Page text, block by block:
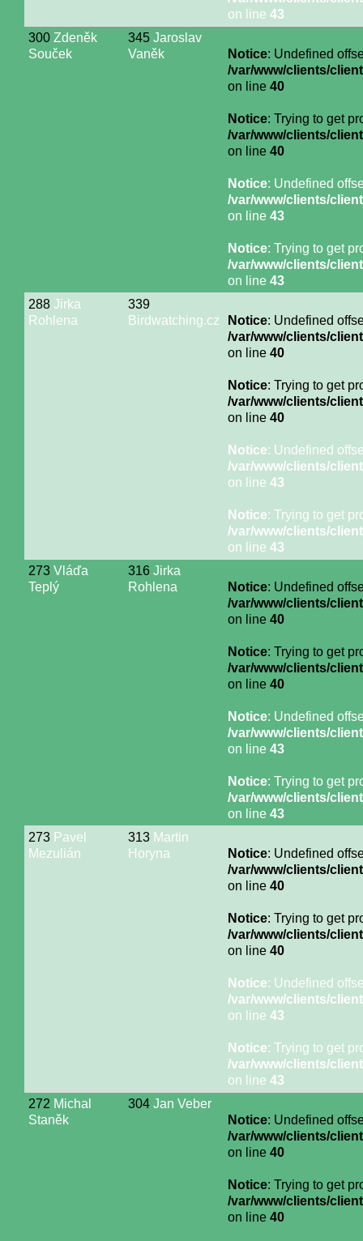
on line 43
300 Zdeněk
Souček
345 Jaroslav
Vaněk
Notice: Undefined
/var/www/clients/
on line 40
Notice: Trying to get
/var/www/clients/
on line 40
Notice: Undefined
/var/www/clients/
on line 43
Notice: Trying to get
/var/www/clients/
on line 43
288 Jirka
Rohlena
339
Birdwatching.cz
Notice: Undefined
/var/www/clients/
on line 40
Notice: Trying to get
/var/www/clients/
on line 40
Notice: Undefined
/var/www/clients/
on line 43
Notice: Trying to get
/var/www/clients/
on line 43
273 Vláďa
Teplý
316 Jirka
Rohlena
Notice: Undefined
/var/www/clients/
on line 40
Notice: Trying to get
/var/www/clients/
on line 40
Notice: Undefined
/var/www/clients/
on line 43
Notice: Trying to get
/var/www/clients/
on line 43
273 Pavel
Mezulián
313 Martin
Horyna
Notice: Undefined
/var/www/clients/
on line 40
Notice: Trying to get
/var/www/clients/
on line 40
Notice: Undefined
/var/www/clients/
on line 43
Notice: Trying to get
/var/www/clients/
on line 43
272 Michal
Staněk
304 Jan Veber
Notice: Undefined
/var/www/clients/
on line 40
Notice: Trying to get
/var/www/clients/
on line 40